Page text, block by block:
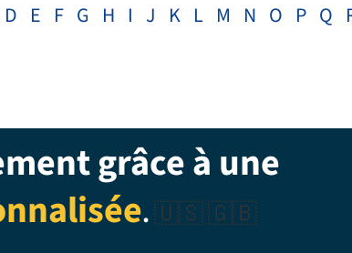
D E F G H I J K L M N O P Q
grâce à une
.🇺🇸 🇬🇧